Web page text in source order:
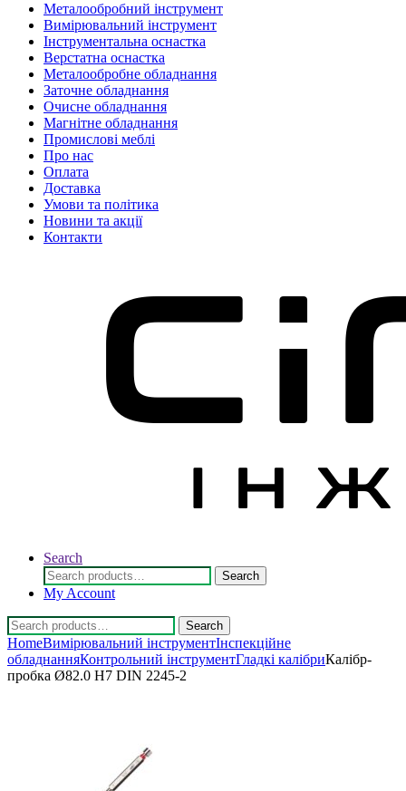
Металообробний інструмент
Вимірювальний інструмент
Інструментальна оснастка
Верстатна оснастка
Металообробне обладнання
Заточне обладнання
Очисне обладнання
Магнітне обладнання
Промислові меблі
Про нас
Оплата
Доставка
Умови та політика
Новини та акції
Контакти
Search
Search
for:
Search
My Account
Search
for:
Search
HomeВимірювальний інструментІнспекційне
обладнанняКонтрольний інструментГладкі калібриКалібр-
пробка Ø82.0 H7 DIN 2245-2